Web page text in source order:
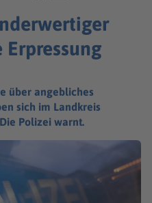
über angebliches
sich im Landkreis
Polizei warnt.